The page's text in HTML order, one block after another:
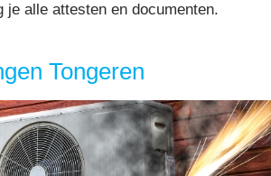
je alle attesten en documenten.
Tongeren